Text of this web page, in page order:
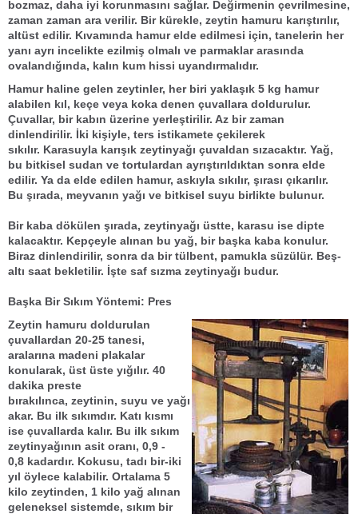
bozmaz, daha iyi korunmasını sağlar. Değirmenin çevrilmesine,
zaman zaman ara verilir. Bir kürekle, zeytin hamuru karıştırılır,
altüst edilir. Kıvamında hamur elde edilmesi için, tanelerin her
yanı ayrı incelikte ezilmiş olmalı ve parmaklar arasında
ovalandığında, kalın kum hissi uyandırmalıdır.
Hamurhaline gelen zeytinler, her biri yaklaşık 5 kg hamur
alabilen kıl, keçe veya koka denen çuvallara doldurulur.
Çuvallar, bir kabın üzerine yerleştirilir. Az bir zaman
dinlendirilir. İki kişiyle, ters istikamete çekilerek
sıkılır. Karasuyla karışık zeytinyağı çuvaldan sızacaktır. Yağ,
bu bitkisel sudan ve tortulardan ayrıştırıldıktan sonra elde
edilir. Ya da elde edilen hamur, askıyla sıkılır, şırası çıkarılır.
Bu şırada, meyvanın yağı ve bitkisel suyu birlikte bulunur.
Bir kaba dökülen şırada, zeytinyağı üstte, karasu ise dipte
kalacaktır. Kepçeyle alınan bu yağ, bir başka kaba konulur.
Biraz dinlendirilir, sonra da bir tülbent, pamukla süzülür. Beş-
altı saat bekletilir. İşte saf sızma zeytinyağı budur.
Başka Bir Sıkım Yöntemi: Pres
Zeytin hamuru doldurulan
çuvallardan 20-25 tanesi,
aralarına madeni plakalar
konularak, üst üste yığılır. 40
dakika preste
bırakılınca, zeytinin, suyu ve yağı
akar. Bu ilk sıkımdır. Katı kısmı
ise çuvallarda kalır. Bu ilk sıkım
zeytinyağının asit oranı, 0,9 -
0,8 kadardır. Kokusu, tadı bir-iki
yıl öylece kalabilir. Ortalama 5
kilo zeytinden, 1 kilo yağ alınan
geleneksel sistemde, sıkım bir